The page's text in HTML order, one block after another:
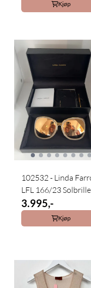
Kjøp
102532 - Linda
LFL 166/23
3.995,-
Kjøp